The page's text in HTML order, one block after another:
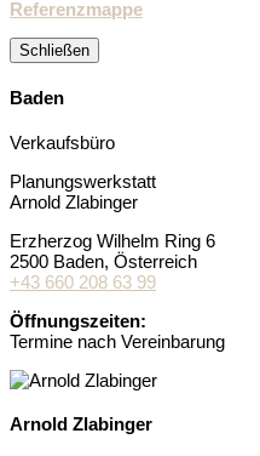
Referenzmappe
Schließen
Baden
Verkaufsbüro
Planungswerkstatt
Arnold Zlabinger
Erzherzog Wilhelm Ring 6
2500 Baden, Österreich
+43 660 208 63 99
Öffnungszeiten:
Termine nach Vereinbarung
Arnold Zlabinger